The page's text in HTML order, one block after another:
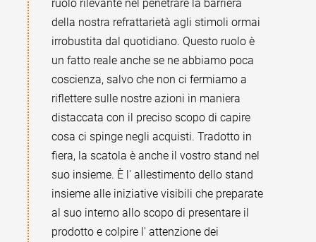
ruolo rilevante nel penetrare la barriera
della nostra refrattarietà agli stimoli ormai
irrobustita dal quotidiano. Questo ruolo è
un fatto reale anche se ne abbiamo poca
coscienza, salvo che non ci fermiamo a
riflettere sulle nostre azioni in maniera
distaccata con il preciso scopo di capire
cosa ci spinge negli acquisti. Tradotto in
fiera, la scatola è anche il vostro stand nel
suo insieme. È l' allestimento dello stand
insieme alle iniziative visibili che preparate
al suo interno allo scopo di presentare il
prodotto e colpire l' attenzione dei